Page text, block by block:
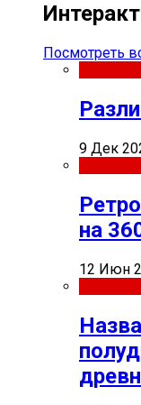
Посмотреть
9 Дек
на
12 Июн